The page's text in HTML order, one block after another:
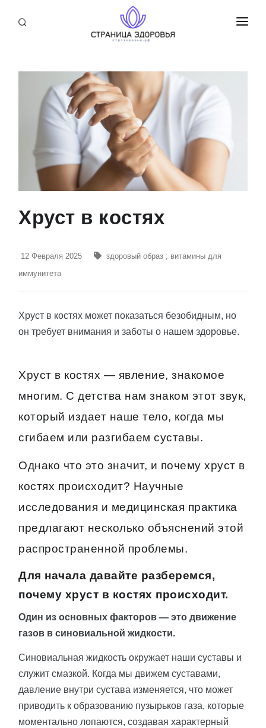
СТАТЬИ
НОВОСТИ
О НАС
Хруст в костях
12 Февраля 2025 здоровый образ ; витамины для
иммунитета
Хруст в костях может показаться безобидным, но
он требует внимания и заботы о нашем здоровье.
Хруст в костях — явление, знакомое
многим. С детства нам знаком этот звук,
который издает наше тело, когда мы
сгибаем или разгибаем суставы.
Однако что это значит, и почему хруст в
костях происходит? Научные
исследования и медицинская практика
предлагают несколько объяснений этой
распространенной проблемы.
Для начала давайте разберемся,
почему хруст в костях происходит.
Один из основных факторов — это движение
газов в синовиальной жидкости.
Синовиальная жидкость окружает наши суставы и
служит смазкой. Когда мы движем суставами,
давление внутри сустава изменяется, что может
приводить к образованию пузырьков газа, которые
моментально лопаются, создавая характерный